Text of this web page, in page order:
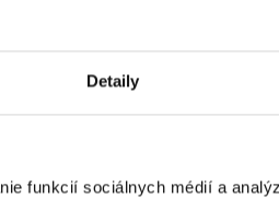
Detaily
funkcií sociálnych médií a